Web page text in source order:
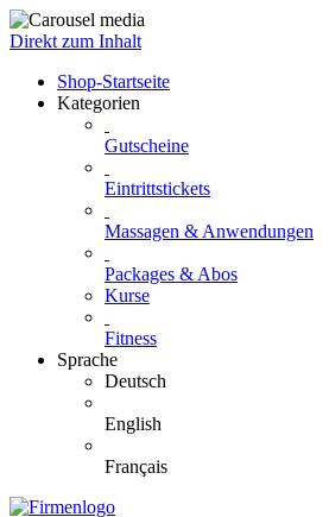
Direkt zum Inhalt
Shop-Startseite
Kategorien
Gutscheine
Eintrittstickets
Massagen & Anwendungen
Packages & Abos
Kurse
Fitness
Sprache
Deutsch
English
Français